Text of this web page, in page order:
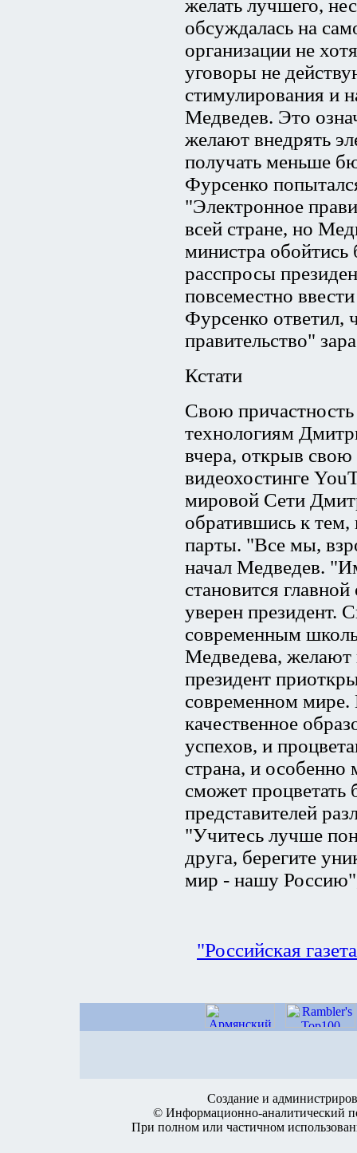
желать лучшего,
обсуждалась на
организации не
уговоры не
стимулирования и
Медведев. Это
желают внедрять
получать меньше
Фурсенко
"Электронное
всей стране, но
министра
расспросы
повсеместно
Фурсенко ответил,
правительство"
Кстати
Свою
технологиям
вчера, открыв
видеохостинге
мировой Сети
обратившись к тем,
парты. "Все мы,
начал Медведев.
становится
уверен президент.
современным
Медведева, желают
президент
современном
качественное
успехов, и
страна, и особенно
сможет процветать
представителей
"Учитесь лучше
друга, берегите
мир - нашу Россию",
"Российская
Создание и
© Информационно-аналитический
При полном или частичном